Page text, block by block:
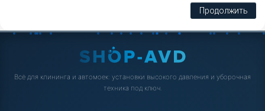
Продолжить
Всё для клининга и автомоек: установки высокого давления и уборочная
техника под ключ.